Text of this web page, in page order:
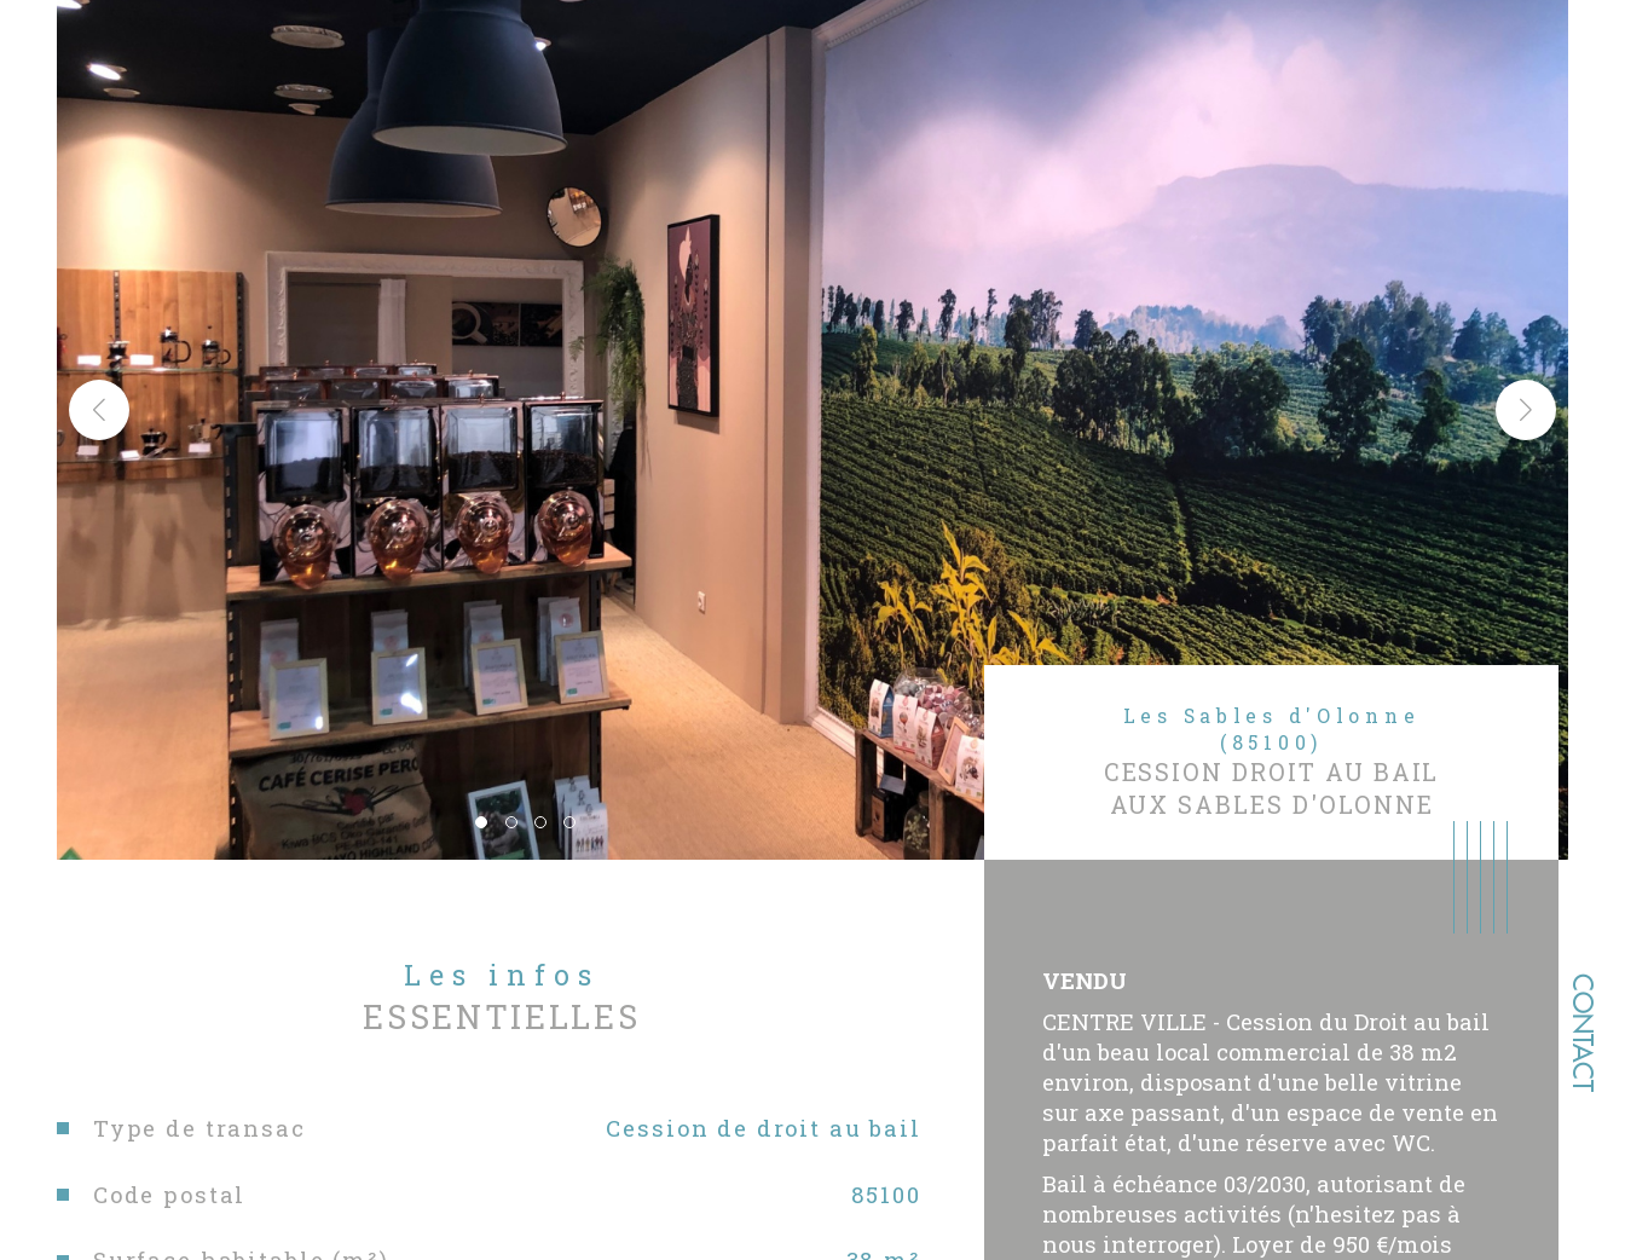
CONTACT
Les Sables d'Olonne
(85100)
CESSION DROIT AU BAIL
AUX SABLES D'OLONNE
Les infos
ESSENTIELLES
Caractéristiques Valeurs
Type de transac Cession de droit au bail
Code postal 85100
Caractéristiques Valeurs
Type de transac
Code postal
VENDU
CENTRE VILLE - Cession du Droit au bail
d'un beau local commercial de 38 m2
environ, disposant d'une belle vitrine
sur axe passant, d'un espace de vente en
parfait état, d'une réserve avec WC.
Bail à échéance 03/2030, autorisant de
nombreuses activités (n'hesitez pas à
nous interroger). Loyer de 950 €/mois